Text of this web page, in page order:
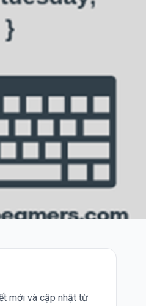
mới và cập nhật từ